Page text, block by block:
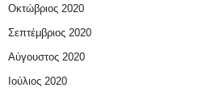
Οκτώβριος 2020
Σεπτέμβριος 2020
Αύγουστος 2020
Ιούλιος 2020